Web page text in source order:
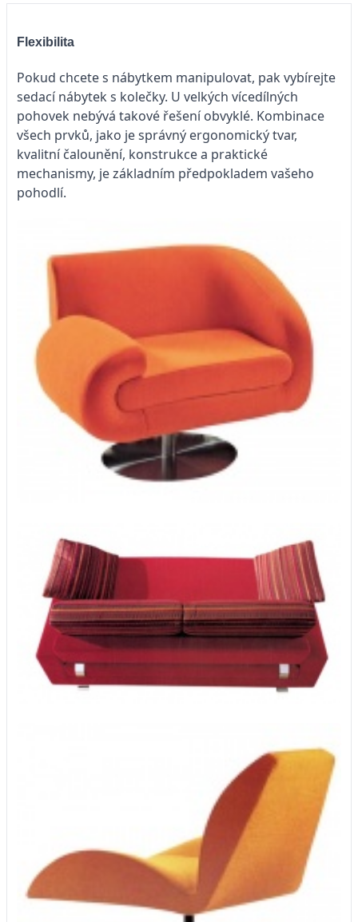
Flexibilita
Pokud chcete s nábytkem manipulovat, pak vybírejte
sedací nábytek s kolečky. U velkých vícedílných
pohovek nebývá takové řešení obvyklé. Kombinace
všech prvků, jako je správný ergonomický tvar,
kvalitní čalounění, konstrukce a praktické
mechanismy, je základním předpokladem vašeho
pohodlí.